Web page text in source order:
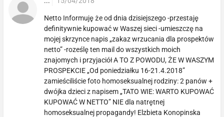
Netto Informuję że od dnia dzisiejszego -przestaję
definitywnie kupować w Waszej sieci -umieszczę na
mojej skrzynce napis „zakaz wrzucania dla prospektów
netto” -roześlę ten mail do wszystkich moich
znajomych i przyjaciół A TO Z POWODU, ŻE W WASZYM
PROSPEKCIE „Od poniedziałku 16-21.4.2018”
zamieściliście foto homoseksualnej rodziny: 2 panów +
dwójka dzieci z napisem „TATO WIE: WARTO KUPOWAĆ
KUPOWAĆ W NETTO” NIE dla natrętnej
homoseksualnej propagandy! Elzbieta Konopinska